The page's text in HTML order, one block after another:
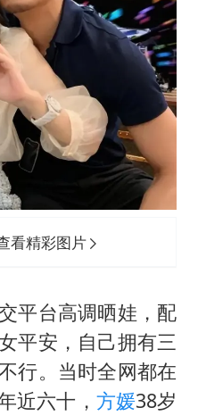
看精彩图片
平台高调晒娃，配
平安，自己拥有三
行。当时全网都在
近六十， 方媛38岁